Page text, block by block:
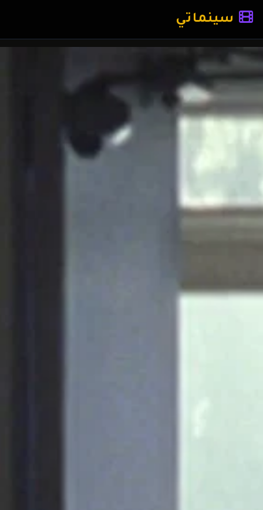
سينماتي